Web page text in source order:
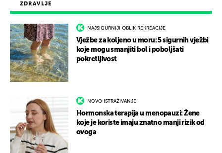
ZDRAVLJE
NAJSIGURNIJI OBLIK REKREACIJE
Vježbe za koljeno u moru: 5 sigurnih vježbi
koje mogu smanjiti bol i poboljšati
pokretljivost
NOVO ISTRAŽIVANJE
Hormonska terapija u menopauzi: Žene
koje je koriste imaju znatno manji rizik od
ovoga